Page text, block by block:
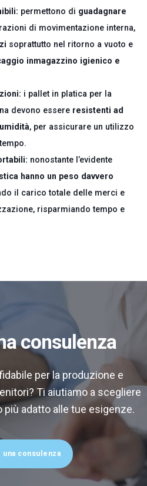
permettono di guadagnare
di movimentazione interna,
soprattutto nel ritorno a vuoto e
inmagazzino igienico e
i pallet in platica per la
devono essere resistenti ad
, per assicurare un utilizzo
nonostante l’evidente
hanno un peso davvero
il carico totale delle merci e
risparmiando tempo e
consulenza
per la produzione e
Ti aiutiamo a scegliere
adatto alle tue esigenze.
una consulenza